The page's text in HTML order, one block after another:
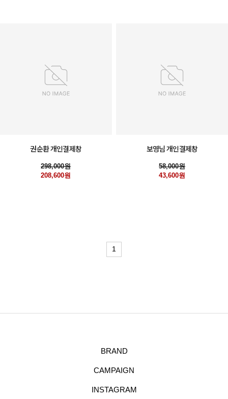
권순환 개인결제창
298,000원
208,600원
보영님 개인결제창
58,000원
43,600원
1
BRAND
CAMPAIGN
INSTAGRAM